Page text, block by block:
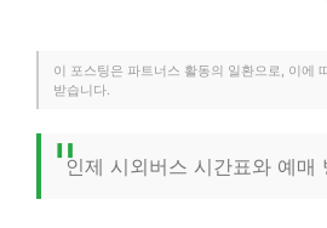
이 포스팅은 파트너스 활동의 일환으로, 이에
받습니다.
인제 시외버스 시간표와 예매